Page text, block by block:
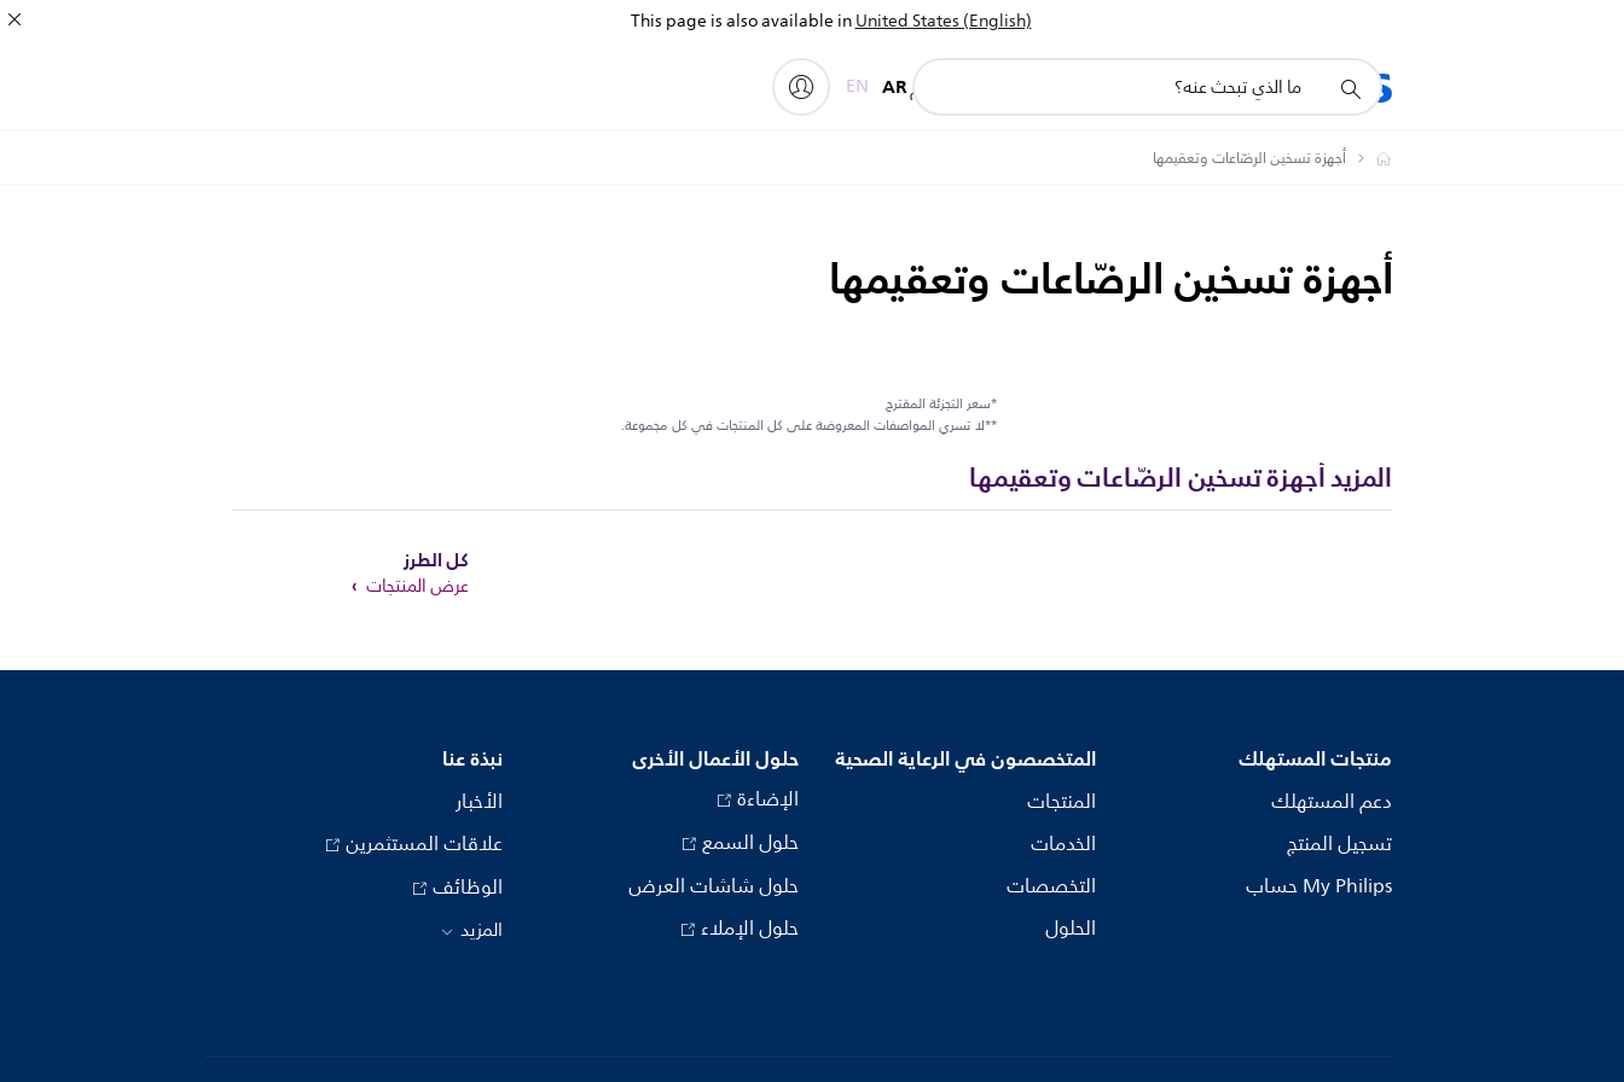
This page is also available inUnited States (English)
الدعم
أيقونة
دعم
AR
EN
أجهزة تسخين الرضّاعات وتعقيمها
أجهزة تسخين الرضّاعات وتعقيمها
*سعر التجزئة المقترح
**لا تسري المواصفات المعروضة على كل المنتجات في كل مجموعة.
المزيد أجهزة تسخين الرضّاعات وتعقيمها
كل الطرز
عرض المنتجات
منتجات المستهلك
دعم المستهلك
تسجيل المنتج
My Philips حساب
المتخصصون في الرعاية الصحية
المنتجات
الخدمات
التخصصات
الحلول
حلول الأعمال الأخرى
الإضاءة
حلول السمع
حلول شاشات العرض
حلول الإملاء
نبذة عنا
الأخبار
علاقات المستثمرين
الوظائف
المزيد